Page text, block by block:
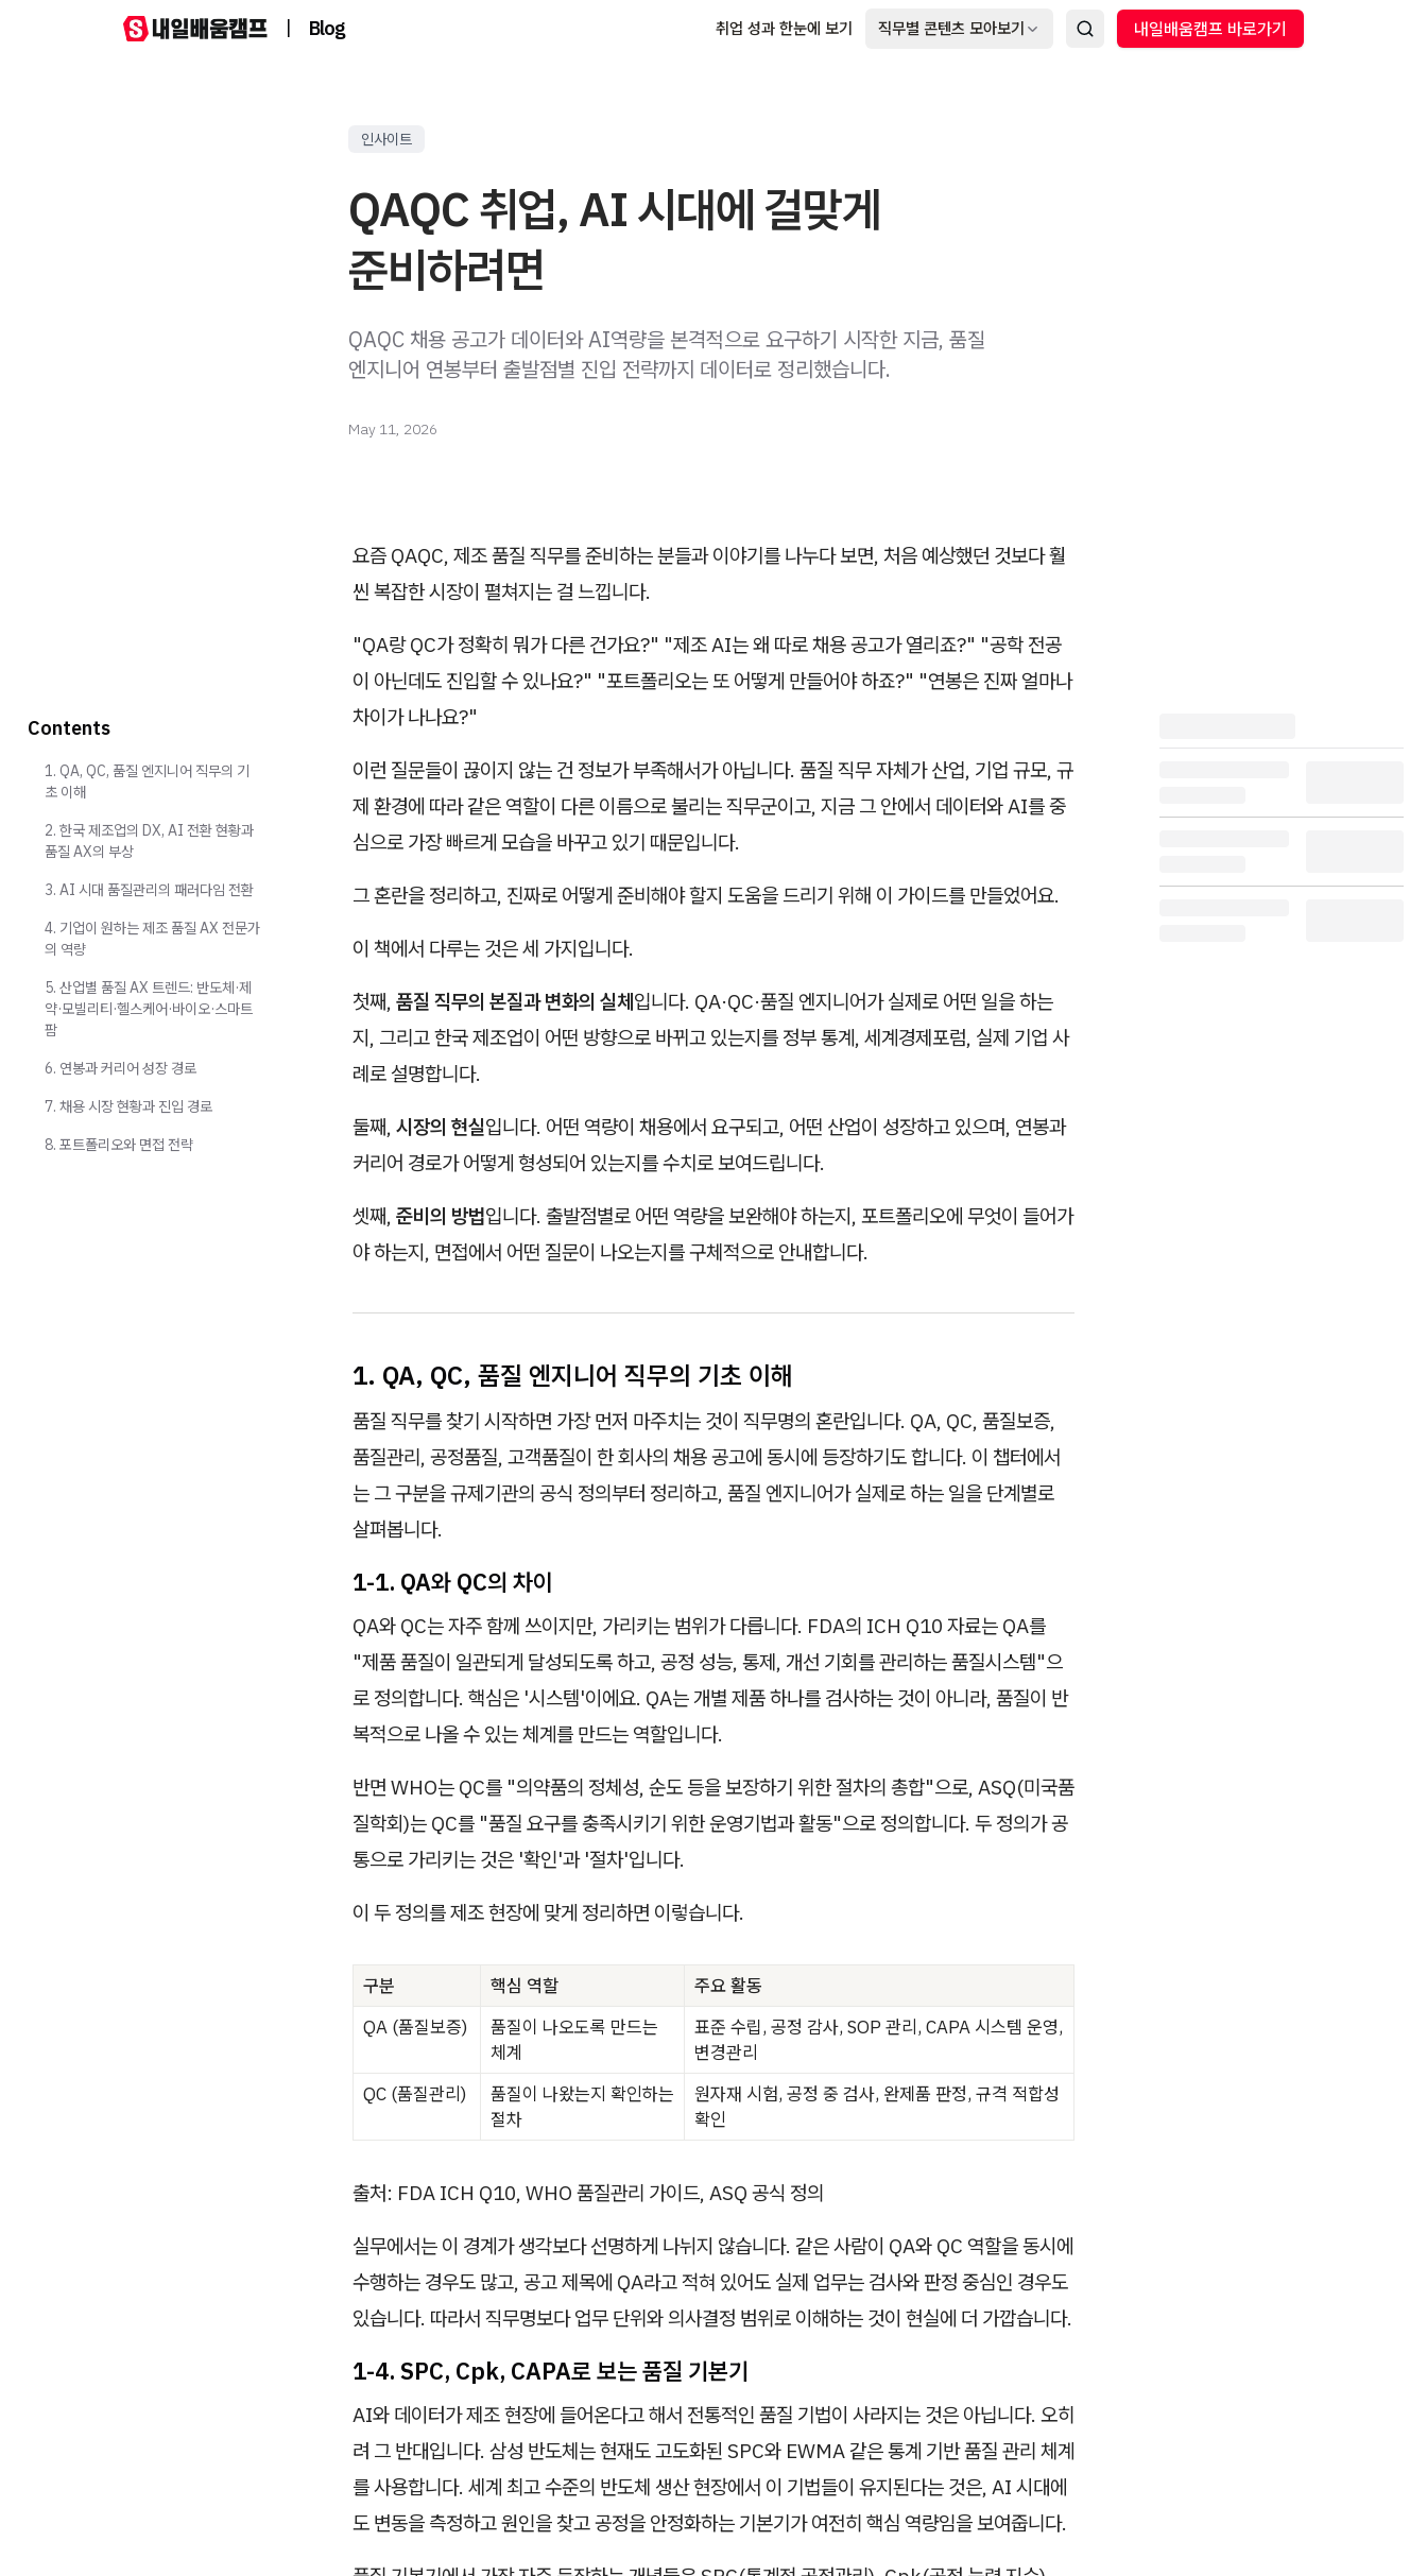
| Blog 취업 성과 한눈에 보기 직무별 콘텐츠 모아보기 내일배움캠프 바로가기
인사이트
QAQC 취업, AI 시대에 걸맞게
준비하려면
QAQC 채용 공고가 데이터와 AI역량을 본격적으로 요구하기 시작한 지금, 품질
엔지니어 연봉부터 출발점별 진입 전략까지 데이터로 정리했습니다.
May 11, 2026
요즘 QAQC, 제조 품질 직무를 준비하는 분들과 이야기를 나누다 보면, 처음 예상했던 것보다 훨
씬 복잡한 시장이 펼쳐지는 걸 느낍니다.
"QA랑 QC가 정확히 뭐가 다른 건가요?" "제조 AI는 왜 따로 채용 공고가 열리죠?" "공학 전공
이 아닌데도 진입할 수 있나요?" "포트폴리오는 또 어떻게 만들어야 하죠?" "연봉은 진짜 얼마나
차이가 나나요?"
이런 질문들이 끊이지 않는 건 정보가 부족해서가 아닙니다. 품질 직무 자체가 산업, 기업 규모, 규
제 환경에 따라 같은 역할이 다른 이름으로 불리는 직무군이고, 지금 그 안에서 데이터와 AI를 중
심으로 가장 빠르게 모습을 바꾸고 있기 때문입니다.
그 혼란을 정리하고, 진짜로 어떻게 준비해야 할지 도움을 드리기 위해 이 가이드를 만들었어요.
이 책에서 다루는 것은 세 가지입니다.
첫째, 품질 직무의 본질과 변화의 실체입니다. QA·QC·품질 엔지니어가 실제로 어떤 일을 하는
지, 그리고 한국 제조업이 어떤 방향으로 바뀌고 있는지를 정부 통계, 세계경제포럼, 실제 기업 사
례로 설명합니다.
둘째, 시장의 현실입니다. 어떤 역량이 채용에서 요구되고, 어떤 산업이 성장하고 있으며, 연봉과
커리어 경로가 어떻게 형성되어 있는지를 수치로 보여드립니다.
셋째, 준비의 방법입니다. 출발점별로 어떤 역량을 보완해야 하는지, 포트폴리오에 무엇이 들어가
야 하는지, 면접에서 어떤 질문이 나오는지를 구체적으로 안내합니다.
1. QA, QC, 품질 엔지니어 직무의 기초 이해
품질 직무를 찾기 시작하면 가장 먼저 마주치는 것이 직무명의 혼란입니다. QA, QC, 품질보증,
품질관리, 공정품질, 고객품질이 한 회사의 채용 공고에 동시에 등장하기도 합니다. 이 챕터에서
는 그 구분을 규제기관의 공식 정의부터 정리하고, 품질 엔지니어가 실제로 하는 일을 단계별로
살펴봅니다.
1-1. QA와 QC의 차이
QA와 QC는 자주 함께 쓰이지만, 가리키는 범위가 다릅니다. FDA의 ICH Q10 자료는 QA를
"제품 품질이 일관되게 달성되도록 하고, 공정 성능, 통제, 개선 기회를 관리하는 품질시스템"으
로 정의합니다. 핵심은 '시스템'이에요. QA는 개별 제품 하나를 검사하는 것이 아니라, 품질이 반
복적으로 나올 수 있는 체계를 만드는 역할입니다.
반면 WHO는 QC를 "의약품의 정체성, 순도 등을 보장하기 위한 절차의 총합"으로, ASQ(미국품
질학회)는 QC를 "품질 요구를 충족시키기 위한 운영기법과 활동"으로 정의합니다. 두 정의가 공
통으로 가리키는 것은 '확인'과 '절차'입니다.
이 두 정의를 제조 현장에 맞게 정리하면 이렇습니다.
구분 핵심 역할
주요 활동
QA (품질보증)
품질이 나오도록 만드는
체계
표준 수립, 공정 감사, SOP 관리, CAPA 시스템 운영,
변경관리
QC (품질관리)
품질이 나왔는지 확인하는
절차
원자재 시험, 공정 중 검사, 완제품 판정, 규격 적합성
확인
출처: FDA ICH Q10, WHO 품질관리 가이드, ASQ 공식 정의
실무에서는 이 경계가 생각보다 선명하게 나뉘지 않습니다. 같은 사람이 QA와 QC 역할을 동시에
수행하는 경우도 많고, 공고 제목에 QA라고 적혀 있어도 실제 업무는 검사와 판정 중심인 경우도
있습니다. 따라서 직무명보다 업무 단위와 의사결정 범위로 이해하는 것이 현실에 더 가깝습니다.
1-4. SPC, Cpk, CAPA로 보는 품질 기본기
AI와 데이터가 제조 현장에 들어온다고 해서 전통적인 품질 기법이 사라지는 것은 아닙니다. 오히
려 그 반대입니다. 삼성 반도체는 현재도 고도화된 SPC와 EWMA 같은 통계 기반 품질 관리 체계
를 사용합니다. 세계 최고 수준의 반도체 생산 현장에서 이 기법들이 유지된다는 것은, AI 시대에
도 변동을 측정하고 원인을 찾고 공정을 안정화하는 기본기가 여전히 핵심 역량임을 보여줍니다.
Contents
1. QA, QC, 품질 엔지니어 직무의 기
초 이해
2. 한국 제조업의 DX, AI 전환 현황과
품질 AX의 부상
3. AI 시대 품질관리의 패러다임 전환
4. 기업이 원하는 제조 품질 AX 전문가
의 역량
5. 산업별 품질 AX 트렌드: 반도체·제
약·모빌리티·헬스케어·바이오·스마트
팜
6. 연봉과 커리어 성장 경로
7. 채용 시장 현황과 진입 경로
8. 포트폴리오와 면접 전략